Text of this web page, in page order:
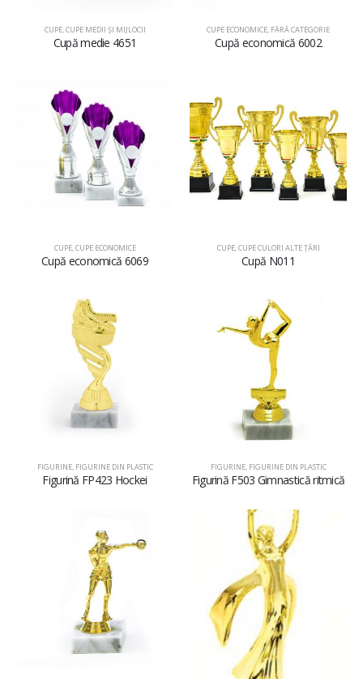
CUPE,CUPE MEDII ŞI MIJLOCII
Cupă medie 4651
CUPE ECONOMICE, FĂRĂ CATEGORIE
Cupă economică 6002
CUPE,CUPE ECONOMICE
Cupă economică 6069
CUPE,CUPE CULORI ALTE ȚĂRI
Cupă N011
FIGURINE, FIGURINE DIN PLASTIC
Figurină FP423 Hockei
FIGURINE, FIGURINE DIN PLASTIC
Figurină F503 Gimnastică ritmică